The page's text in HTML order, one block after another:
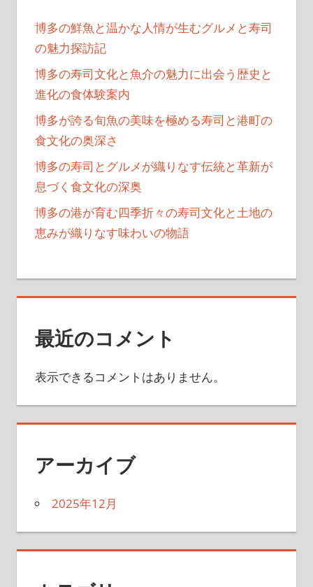
博多の鮮魚と温かな人情が生むグルメと寿司
の魅力探訪記
博多の寿司文化と魚介の魅力に出会う歴史と
進化の食体験案内
博多が誇る旬魚の美味を極める寿司と港町の
食文化の奥深さ
博多の寿司とグルメが織りなす伝統と革新が
息づく食文化の深奥
博多の港が育む四季折々の寿司文化と土地の
恵みが織りなす味わいの物語
最近のコメント
表示できるコメントはありません。
アーカイブ
2025年12月